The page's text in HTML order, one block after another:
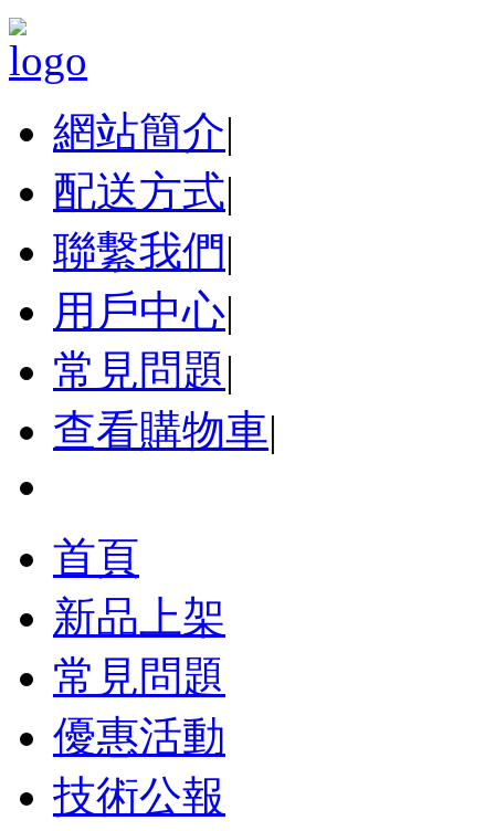
網站簡介|
配送方式|
聯繫我們|
用戶中心|
常見問題|
查看購物車|
首頁
新品上架
常見問題
優惠活動
技術公報